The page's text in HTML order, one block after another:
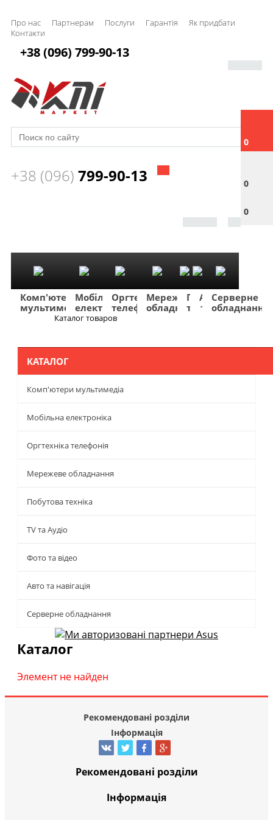
Про нас Партнерам Послуги Гарантія
Як придбати
Контакти
0
0
0
+38 (096) 799-90-13
+38 (096) 799-90-13
Комп'ютери
мультимедіа
Мобільна
електроніка
Оргтехніка
телефонія
Мережеве
обладнання
Побутова
техніка
TV
та
Фото
та
Авто
та
Серверне
обладнання
Каталог товаров
КАТАЛОГ
Комп'ютери мультимедіа
Мобільна електроніка
Оргтехніка телефонія
Мережеве обладнання
Побутова техніка
TV та Аудіо
Фото та відео
Авто та навігація
Серверне обладнання
Каталог
Элемент не найден
Рекомендовані розділи
Інформація
Рекомендовані розділи
Інформація